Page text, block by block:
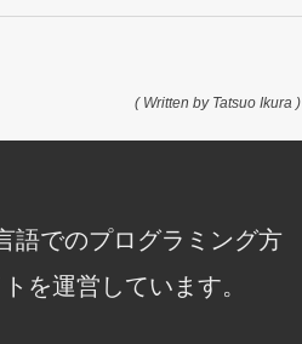
( Written by Tatsuo Ikura )
語でのプログラミング方
を運営しています。